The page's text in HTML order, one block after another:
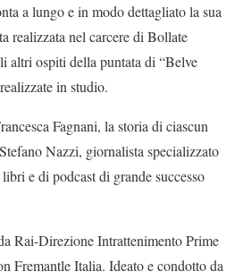
a lungo e in modo dettagliato la sua
realizzata nel carcere di Bollate
altri ospiti della puntata di “Belve
in studio.
Fagnani, la storia di ciascun
Nazzi, giornalista specializzato
e di podcast di grande successo
Rai-Direzione Intrattenimento Prime
Fremantle Italia. Ideato e condotto da